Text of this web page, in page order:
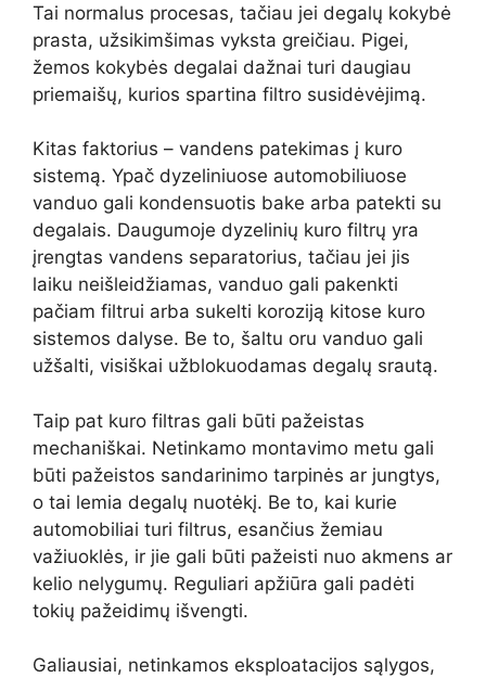
Tai normalus procesas, tačiau jei degalų kokybė
prasta, užsikimšimas vyksta greičiau. Pigei,
žemos kokybės degalai dažnai turi daugiau
priemaišų, kurios spartina filtro susidėvėjimą.
Kitas faktorius – vandens patekimas į kuro
sistemą. Ypač dyzeliniuose automobiliuose
vanduo gali kondensuotis bake arba patekti su
degalais. Daugumoje dyzelinių kuro filtrų yra
įrengtas vandens separatorius, tačiau jei jis
laiku neišleidžiamas, vanduo gali pakenkti
pačiam filtrui arba sukelti koroziją kitose kuro
sistemos dalyse. Be to, šaltu oru vanduo gali
užšalti, visiškai užblokuodamas degalų srautą.
Taip pat kuro filtras gali būti pažeistas
mechaniškai. Netinkamo montavimo metu gali
būti pažeistos sandarinimo tarpinės ar jungtys,
o tai lemia degalų nuotėkį. Be to, kai kurie
automobiliai turi filtrus, esančius žemiau
važiuoklės, ir jie gali būti pažeisti nuo akmens ar
kelio nelygumų. Reguliari apžiūra gali padėti
tokių pažeidimų išvengti.
Galiausiai, netinkamos eksploatacijos sąlygos,